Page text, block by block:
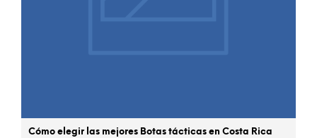
Cómo elegir las mejores Botas tácticas en Costa Rica